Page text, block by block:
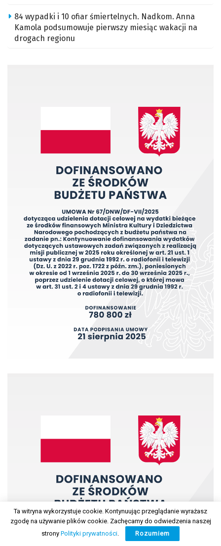
84 wypadki i 10 ofiar śmiertelnych. Nadkom. Anna
Kamola podsumowuje pierwszy miesiąc wakacji na
drogach regionu
Ta witryna wykorzystuje cookie. Kontynuując przeglądanie wyrażasz
zgodę na używanie plików cookie. Zachęcamy do odwiedzenia naszej
strony Polityki prywatności. Rozumiem